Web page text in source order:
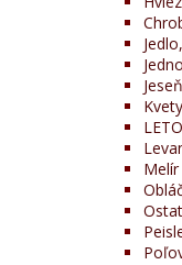
Jeseň
Kvety
Melír